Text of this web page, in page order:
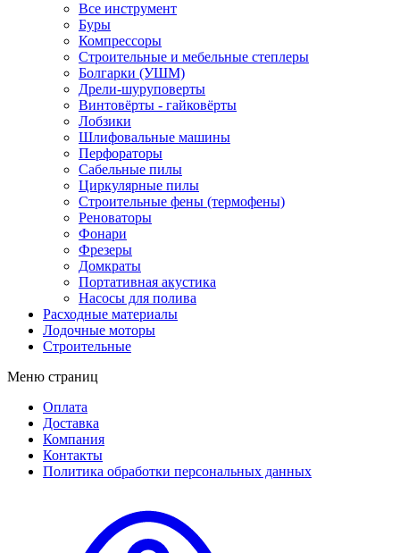
Все инструмент
Буры
Компрессоры
Строительные и мебельные степлеры
Болгарки (УШМ)
Дрели-шуруповерты
Винтовёрты - гайковёрты
Лобзики
Шлифовальные машины
Перфораторы
Сабельные пилы
Циркулярные пилы
Строительные фены (термофены)
Реноваторы
Фонари
Фрезеры
Домкраты
Портативная акустика
Насосы для полива
Расходные материалы
Лодочные моторы
Строительные
Меню страниц
Оплата
Доставка
Компания
Контакты
Политика обработки персональных данных